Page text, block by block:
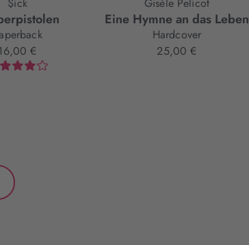
$ick
€
Gisèle Pelicot
Eine Hymne an das Leben
Hardcover
25,00 €